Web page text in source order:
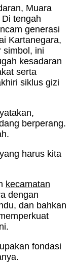
Muara
Di tengah
generasi
Kartanegara,
simbol, ini
kesadaran
serta
siklus gizi
berperang.
harus kita
kecamatan
dengan
dan bahkan
fondasi